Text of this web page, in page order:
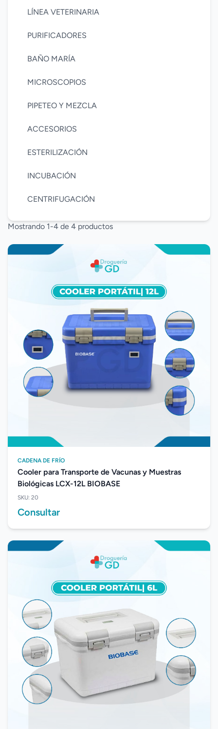
LÍNEA VETERINARIA
PURIFICADORES
BAÑO MARÍA
MICROSCOPIOS
PIPETEO Y MEZCLA
ACCESORIOS
ESTERILIZACIÓN
INCUBACIÓN
CENTRIFUGACIÓN
Mostrando 1-4 de 4 productos
CADENA DE FRÍO
Cooler para Transporte de Vacunas y Muestras
Biológicas LCX-12L BIOBASE
SKU: 20
Consultar